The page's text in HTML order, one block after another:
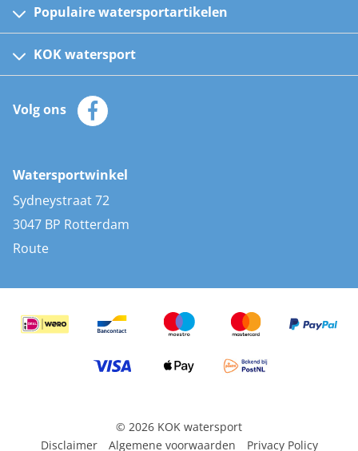
Populaire watersportartikelen
Kinder reddingsvesten
Automatische reddingsvesten
Zeilkleding
Zonnepanelen
AIS transponders
Stootwillen en fenders
Bootkussens
Zwemtrappen
KOK watersport
Klantenservice
Merken
Volg ons
Watersportwinkel
Sydneystraat 72
3047 BP Rotterdam
Route
© 2026 KOK watersport
Disclaimer
Algemene voorwaarden Privacy Policy